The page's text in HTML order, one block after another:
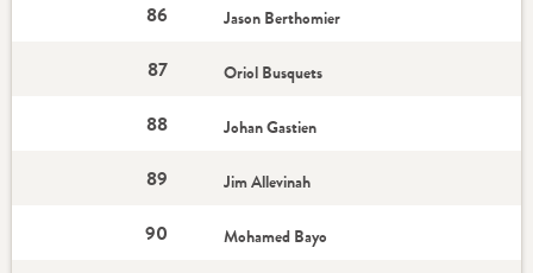
86 Jason Berthomier
87 Oriol Busquets
88 Johan Gastien
89 Jim Allevinah
90 Mohamed Bayo